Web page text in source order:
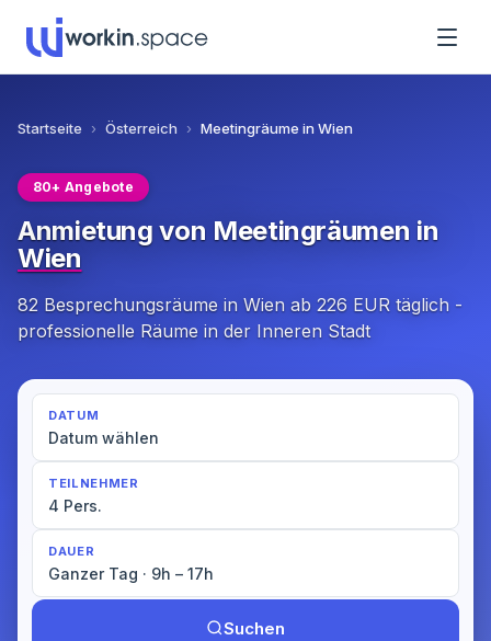
Startseite › Österreich › Meetingräume in Wien
80+ Angebote
Anmietung von Meetingräumen in
Wien
82 Besprechungsräume in Wien ab 226 EUR täglich -
professionelle Räume in der Inneren Stadt
DATUM
Datum wählen
TEILNEHMER
4 Pers.
DAUER
Ganzer Tag · 9h – 17h
Suchen